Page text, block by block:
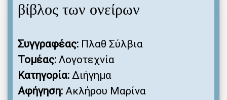
βίβλος των ονείρων
Συγγραφέας: Πλαθ Σύλβια
Τομέας: Λογοτεχνία
Κατηγορία: Διήγημα
Αφήγηση: Ακλήρου Μαρίνα